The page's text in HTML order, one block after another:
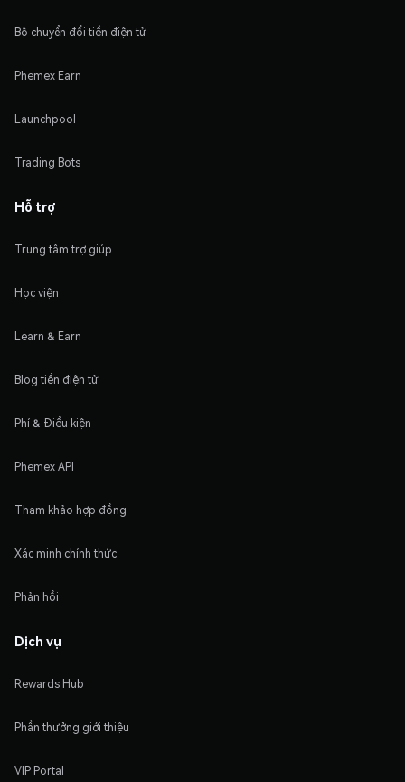
Bộ chuyển đổi tiền điện tử
Phemex Earn
Launchpool
Trading Bots
Hỗ trợ
Trung tâm trợ giúp
Học viện
Learn & Earn
Blog tiền điện tử
Phí & Điều kiện
Phemex API
Tham khảo hợp đồng
Xác minh chính thức
Phản hồi
Dịch vụ
Rewards Hub
Phần thưởng giới thiệu
VIP Portal